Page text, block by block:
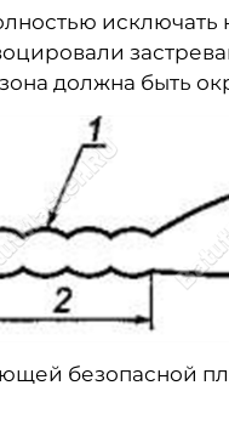
должна быть
безопасной